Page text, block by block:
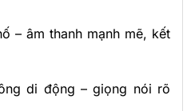
– âm thanh mạnh mẽ, kết
di động – giọng nói rõ